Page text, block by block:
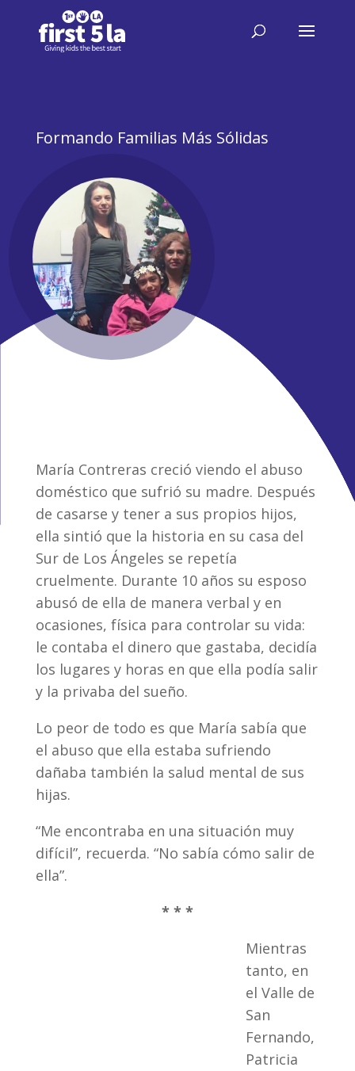
Formando Familias Más Sólidas
María Contreras creció viendo el abuso
doméstico que sufrió su madre. Después
de casarse y tener a sus propios hijos,
ella sintió que la historia en su casa del
Sur de Los Ángeles se repetía
cruelmente. Durante 10 años su esposo
abusó de ella de manera verbal y en
ocasiones, física para controlar su vida:
le contaba el dinero que gastaba, decidía
los lugares y horas en que ella podía salir
y la privaba del sueño.
Lo peor de todo es que María sabía que
el abuso que ella estaba sufriendo
dañaba también la salud mental de sus
hijas.
“Me encontraba en una situación muy
difícil”, recuerda. “No sabía cómo salir de
ella”.
* * *
Mientras
tanto, en
el Valle de
San
Fernando,
Patricia